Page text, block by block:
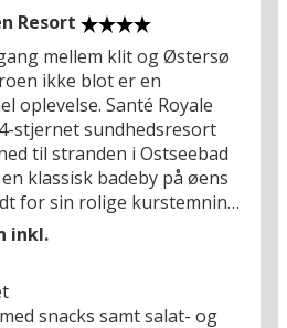
havn, kultur og
Efter en dag i
I tilbage til resortet i
og hav igen smelter
falder på som et stille
Resort
mellem klit og Østersø
ikke blot er en
oplevelse. Santé Royale
stjernet sundhedsresort
til stranden i Ostseebad
klassisk badeby på øens
for sin rolige kurstemning,
afslappede
små caféer, lokale
over Østersøen. Her
af hav, lys og en stille
inkl.
snacks samt salat- og